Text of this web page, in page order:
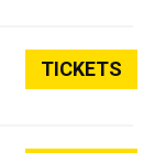
TICKETS